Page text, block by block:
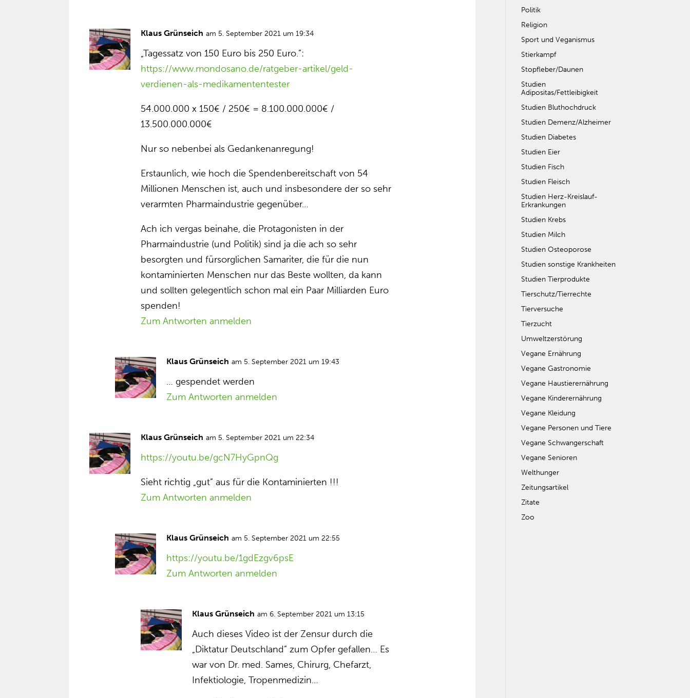
Klaus Grünseich am 5. September 2021 um 19:34
„Tagessatz von 150 Euro bis 250 Euro.”:
https://www.mondosano.de/ratgeber-artikel/geld-
verdienen-als-medikamententester
54.000.000 x 150€ / 250€ = 8.100.000.000€ /
13.500.000.000€
Nur so nebenbei als Gedankenanregung!
Erstaunlich, wie hoch die Spendenbereitschaft von 54
Millionen Menschen ist, auch und insbesondere der so sehr
verarmten Pharmaindustrie gegenüber…
Ach ich vergas beinahe, die Protagonisten in der
Pharmaindustrie (und Politik) sind ja die ach so sehr
besorgten und fürsorglichen Samariter, die für die nun
kontaminierten Menschen nur das Beste wollten, da kann
und sollten gelegentlich schon mal ein Paar Milliarden Euro
spenden!
Zum Antworten anmelden
Klaus Grünseich am 5. September 2021 um 19:43
… gespendet werden
Zum Antworten anmelden
Klaus Grünseich am 5. September 2021 um 22:34
https://youtu.be/gcN7HyGpnQg
Sieht richtig „gut” aus für die Kontaminierten !!!
Zum Antworten anmelden
Klaus Grünseich am 5. September 2021 um 22:55
https://youtu.be/1gdEzgv6psE
Zum Antworten anmelden
Klaus Grünseich am 6. September 2021 um 13:15
Auch dieses Video ist der Zensur durch die
„Diktatur Deutschland” zum Opfer gefallen… Es
war von Dr. med. Sames, Chirurg, Chefarzt,
Infektiologie, Tropenmedizin…
Politik
Religion
Sport und Veganismus
Stierkampf
Stopfleber/Daunen
Studien
Adipositas/Fettleibigkeit
Studien Bluthochdruck
Studien Demenz/Alzheimer
Studien Diabetes
Studien Eier
Studien Fisch
Studien Fleisch
Studien Herz-Kreislauf-
Erkrankungen
Studien Krebs
Studien Milch
Studien Osteoporose
Studien sonstige Krankheiten
Studien Tierprodukte
Tierschutz/Tierrechte
Tierversuche
Tierzucht
Umweltzerstörung
Vegane Ernährung
Vegane Gastronomie
Vegane Haustierernährung
Vegane Kinderernährung
Vegane Kleidung
Vegane Personen und Tiere
Vegane Schwangerschaft
Vegane Senioren
Welthunger
Zeitungsartikel
Zitate
Zoo